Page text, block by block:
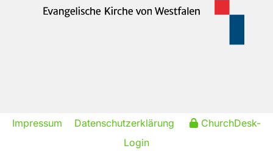
Impressum Datenschutzerklärung
ChurchDesk-
Login